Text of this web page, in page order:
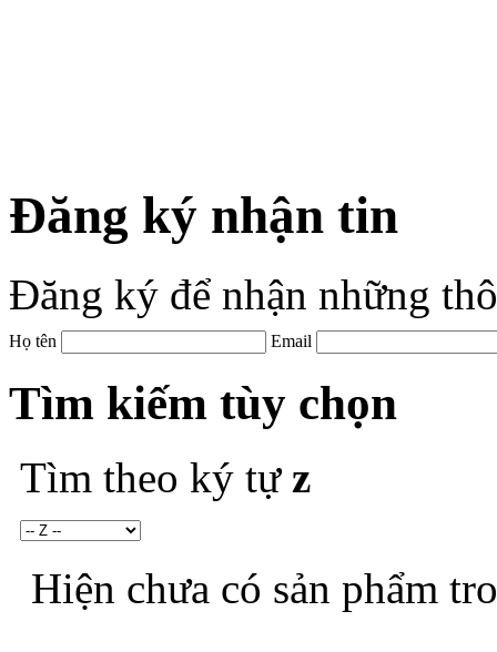
Đăng ký nhận tin
Đăng ký để nhận những
Họ tên Email
Tìm kiếm tùy chọn
Tìm theo ký tự z
Hiện chưa có sản phẩm